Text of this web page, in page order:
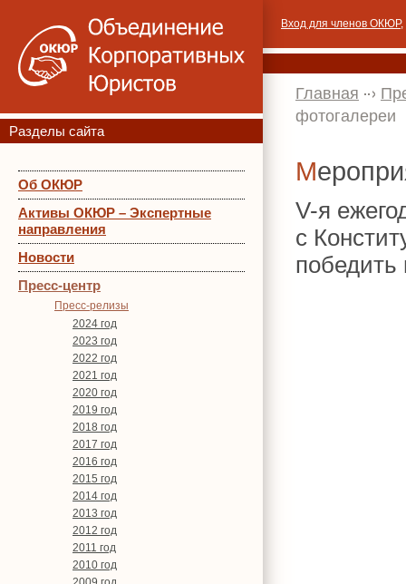
Разделы сайта
Об ОКЮР
Активы ОКЮР – Экспертные
направления
Новости
Пресс-центр
Пресс-релизы
2024 год
2023 год
2022 год
2021 год
2020 год
2019 год
2018 год
2017 год
2016 год
2015 год
2014 год
2013 год
2012 год
2011 год
2010 год
Вход для членов ОКЮР,
Главная
фотогалереи
V-я
с
победить